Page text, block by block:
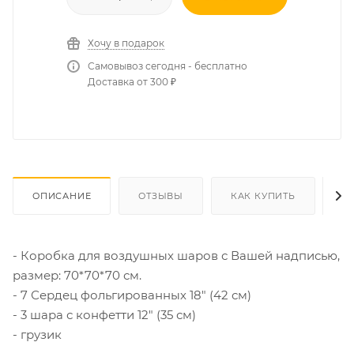
Хочу в подарок
Самовывоз сегодня - бесплатно
Доставка от 300 ₽
ОПИСАНИЕ ОТЗЫВЫ КАК КУПИТЬ
- Коробка для воздушных шаров с Вашей надписью,
размер: 70*70*70 см.
- 7 Сердец фольгированных 18" (42 см)
- 3 шара с конфетти 12" (35 см)
- грузик